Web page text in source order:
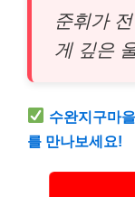
준휘가
게 깊은
수완지구마
를 만나보세요!